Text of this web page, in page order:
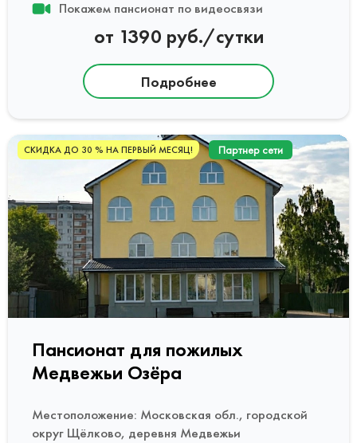
Покажем пансионат по видеосвязи
от 1390 руб./сутки
Подробнее
СКИДКА ДО 30 % НА ПЕРВЫЙ МЕСЯЦ! Партнер сети
Пансионат для пожилых
Медвежьи Озёра
Местоположение: Московская обл., городской
округ Щёлково, деревня Медвежьи